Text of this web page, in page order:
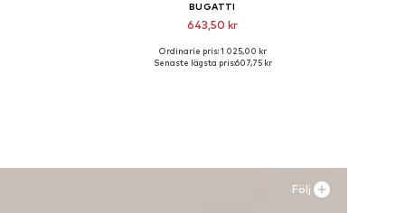
BUGATTI
643,50 kr
Tillgängliga storlekar: 41, 42, 44, 45
Ordinarie pris: 1 025,00 kr
Senaste lägsta pris:607,75 kr
Följ